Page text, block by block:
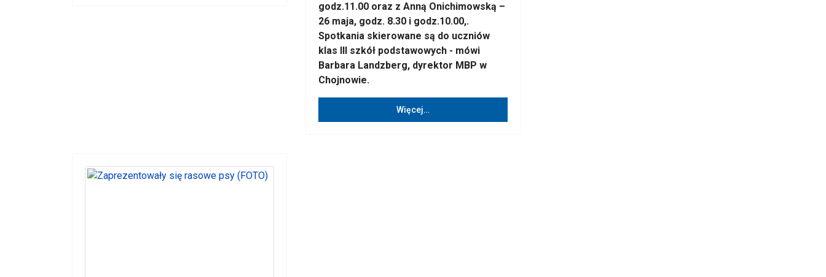
godz.11.00 oraz z Anną Onichimowską –
26 maja, godz. 8.30 i godz.10.00,.
Spotkania skierowane są do uczniów
klas III szkół podstawowych - mówi
Barbara Landzberg, dyrektor MBP w
Chojnowie.
Więcej…